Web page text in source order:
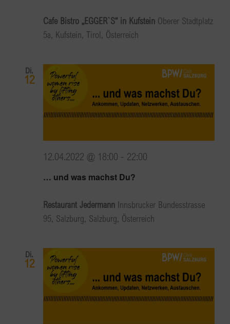
Cafe Bistro „EGGER`S“ in Kufstein Oberer Stadtplatz
5a, Kufstein, Tirol, Österreich
Di.
12
… und was machst Du?
12.04.2022 @ 18:00 - 22:00
Restaurant Jedermann Innsbrucker Bundesstrasse
95, Salzburg, Salzburg, Österreich
Di.
12